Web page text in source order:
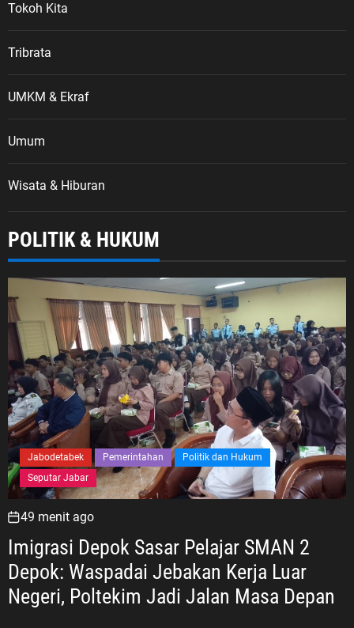
Tokoh Kita
Tribrata
UMKM & Ekraf
Umum
Wisata & Hiburan
POLITIK & HUKUM
Jabodetabek Pemerintahan
Politik dan Hukum
Seputar Jabar
49 menit ago
Imigrasi Depok Sasar Pelajar SMAN 2
Depok: Waspadai Jebakan Kerja Luar